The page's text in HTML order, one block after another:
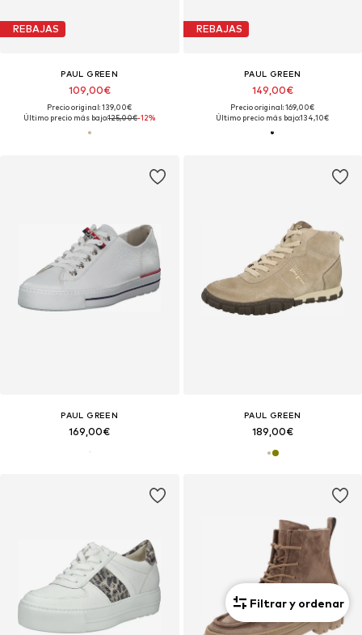
REBAJAS
PAUL GREEN
109,00€
Precio original: 139,00€
Último precio más bajo:125,00€-12%
REBAJAS
PAUL GREEN
149,00€
Precio original: 169,00€
Último precio más bajo:134,10€
PAUL GREEN
169,00€
PAUL GREEN
189,00€
Filtrar y ordenar